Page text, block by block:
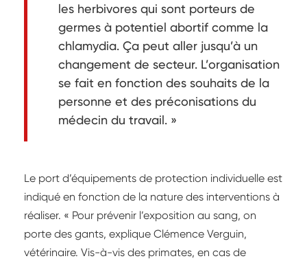
les herbivores qui sont porteurs de
germes à potentiel abortif comme la
chlamydia. Ça peut aller jusqu’à un
changement de secteur. L’organisation
se fait en fonction des souhaits de la
personne et des préconisations du
médecin du travail. »
Le port d’équipements de protection individuelle est
indiqué en fonction de la nature des interventions à
réaliser. « Pour prévenir l’exposition au sang, on
porte des gants, explique Clémence Verguin,
vétérinaire. Vis-à-vis des primates, en cas de